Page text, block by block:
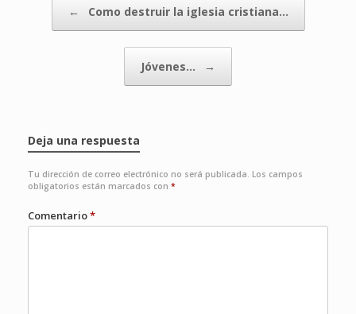
← Como destruir la iglesia cristiana…
Jóvenes… →
Deja una respuesta
Tu dirección de correo electrónico no será publicada. Los campos
obligatorios están marcados con *
Comentario*